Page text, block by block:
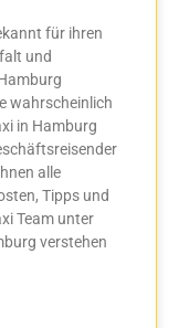
für ihren
und
wahrscheinlich
in Hamburg
alle
Tipps und
Team unter
verstehen